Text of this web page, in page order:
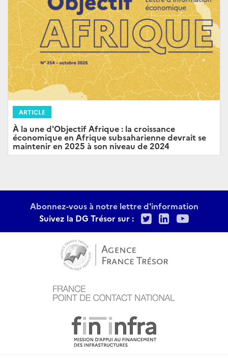
ARTICLE
À la une d'Objectif Afrique : la croissance
économique en Afrique subsaharienne devrait se
maintenir en 2025 à son niveau de 2024
Abonnez-vous à notre lettre d'information
Suivez la DG Trésor sur :
TwitterLinkedIn